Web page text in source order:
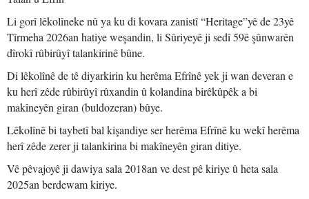
Li gorî lêkolîneke nû ya ku di kovara zanistî “Heritage”yê de 23yê
Tîrmeha 2026an hatiye weşandin, li Sûriyeyê ji sedî 59ê şûnwarên
dîrokî rûbirûyî talankirinê bûne.
Di lêkolînê de tê diyarkirin ku herêma Efrînê yek ji wan deveran e
ku herî zêde rûbirûyî rûxandin û kolandina birêkûpêk a bi
makîneyên giran (buldozeran) bûye.
Lêkolînê bi taybetî bal kişandiye ser herêma Efrînê ku wekî herêma
herî zêde zerer ji talankirina bi makîneyên giran ditiye.
Vê pêvajoyê ji dawiya sala 2018an ve dest pê kiriye û heta sala
2025an berdewam kiriye.